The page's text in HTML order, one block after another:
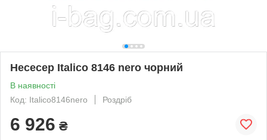
Несесер Italico 8146 nero чорний
В наявності
Код: Italico8146nero
Роздріб
6 926 ₴